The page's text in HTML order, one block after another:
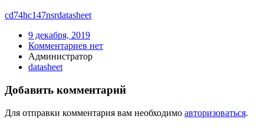
cd74hc147nsrdatasheet
9 декабря, 2019
Комментариев нет
Администратор
datasheet
Добавить комментарий
Для отправки комментария вам необходимо авторизоваться.